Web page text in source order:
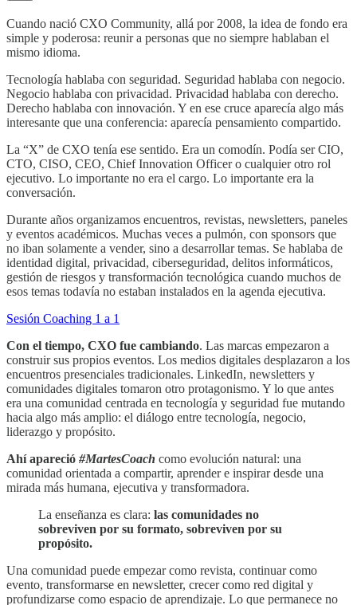
Cuando nació CXO Community, allá por 2008, la idea de fondo era
simple y poderosa: reunir a personas que no siempre hablaban el
mismo idioma.
Tecnología hablaba con seguridad. Seguridad hablaba con negocio.
Negocio hablaba con privacidad. Privacidad hablaba con derecho.
Derecho hablaba con innovación. Y en ese cruce aparecía algo más
interesante que una conferencia: aparecía pensamiento compartido.
La “X” de CXO tenía ese sentido. Era un comodín. Podía ser CIO,
CTO, CISO, CEO, Chief Innovation Officer o cualquier otro rol
ejecutivo. Lo importante no era el cargo. Lo importante era la
conversación.
Durante años organizamos encuentros, revistas, newsletters, paneles
y eventos académicos. Muchas veces a pulmón, con sponsors que
no iban solamente a vender, sino a desarrollar temas. Se hablaba de
identidad digital, privacidad, ciberseguridad, delitos informáticos,
gestión de riesgos y transformación tecnológica cuando muchos de
esos temas todavía no estaban instalados en la agenda ejecutiva.
Sesión Coaching 1 a 1
Con el tiempo, CXO fue cambiando. Las marcas empezaron a
construir sus propios eventos. Los medios digitales desplazaron a los
encuentros presenciales tradicionales. LinkedIn, newsletters y
comunidades digitales tomaron otro protagonismo. Y lo que antes
era una comunidad centrada en tecnología y seguridad fue mutando
hacia algo más amplio: el diálogo entre tecnología, negocio,
liderazgo y propósito.
Ahí apareció #MartesCoach como evolución natural: una
comunidad orientada a compartir, aprender e inspirar desde una
mirada más humana, ejecutiva y transformadora.
La enseñanza es clara: las comunidades no
sobreviven por su formato, sobreviven por su
propósito.
Una comunidad puede empezar como revista, continuar como
evento, transformarse en newsletter, crecer como red digital y
profundizarse como espacio de aprendizaje. Lo que permanece no